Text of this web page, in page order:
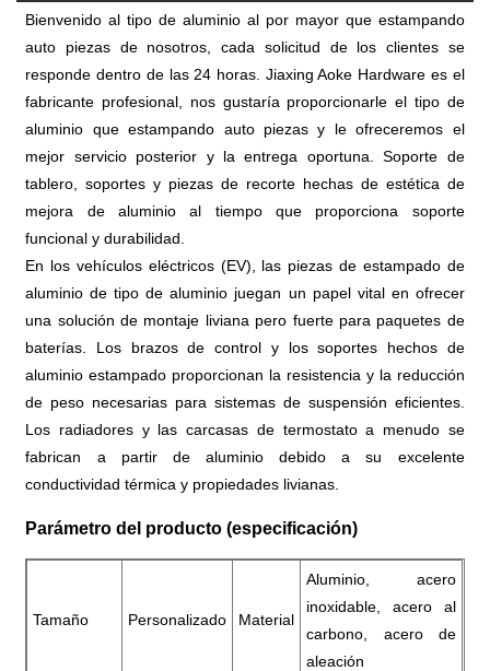
Bienvenido al tipo de aluminio al por mayor que estampando
auto piezas de nosotros, cada solicitud de los clientes se
responde dentro de las 24 horas. Jiaxing Aoke Hardware es el
fabricante profesional, nos gustaría proporcionarle el tipo de
aluminio que estampando auto piezas y le ofreceremos el
mejor servicio posterior y la entrega oportuna. Soporte de
tablero, soportes y piezas de recorte hechas de estética de
mejora de aluminio al tiempo que proporciona soporte
funcional y durabilidad.
En los vehículos eléctricos (EV), las piezas de estampado de
aluminio de tipo de aluminio juegan un papel vital en ofrecer
una solución de montaje liviana pero fuerte para paquetes de
baterías. Los brazos de control y los soportes hechos de
aluminio estampado proporcionan la resistencia y la reducción
de peso necesarias para sistemas de suspensión eficientes.
Los radiadores y las carcasas de termostato a menudo se
fabrican a partir de aluminio debido a su excelente
conductividad térmica y propiedades livianas.
Parámetro del producto (especificación)
Tamaño Personalizado Material
Aluminio, acero
inoxidable, acero al
carbono, acero de
aleación